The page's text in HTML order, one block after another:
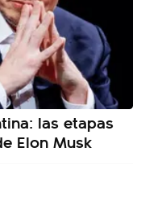
las etapas
Elon Musk